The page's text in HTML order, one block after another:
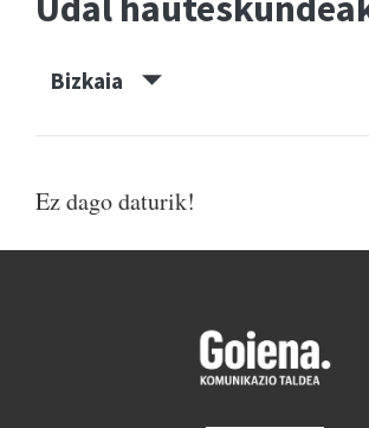
Bizkaia
Ez dago daturik!